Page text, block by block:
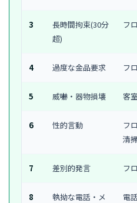
3
長時間拘束(30分
超)
フ
4 過度な金品要求 フ
5 威嚇・器物損壊 客
6 性的言動
フ
清
7 差別的発言 フ
8
執拗な電話・メ
電